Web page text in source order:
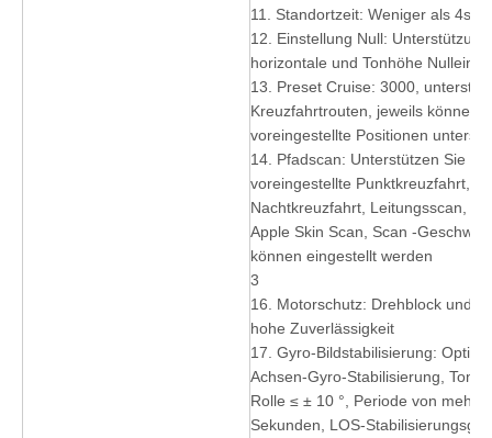
11. Standortzeit: Weniger als 4s
12. Einstellung Null:
horizontale und Tonhöhe
13. Preset Cruise: 3000,
Kreuzfahrtrouten, jeweils können
voreingestellte Positionen
14. Pfadscan: Unterstützen Sie
voreingestellte Punktkreuzfahrt,
Nachtkreuzfahrt, Leitungsscan,
Apple Skin Scan, Scan -
können eingestellt werden
3
16. Motorschutz: Drehblock und
hohe Zuverlässigkeit
17. Gyro-Bildstabilisierung:
Achsen-Gyro-Stabilisierung,
Rolle ≤ ± 10 °, Periode von mehr
Sekunden, LOS-